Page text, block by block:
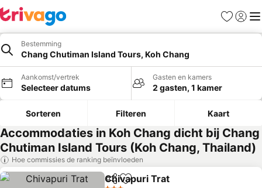
Favorieten
Bestemming
Chang Chutiman Island Tours, Koh Chang
Aankomst/vertrek
Selecteer datums
Gasten en kamers
2 gasten, 1 kamer
Sorteren Filteren Kaart
Accommodaties in Koh Chang dicht bij Chang
Chutiman Island Tours (Koh Chang, Thailand)
Hoe commissies de ranking beïnvloeden
DelenToevoegen aan favorieten
Chivapuri Trat